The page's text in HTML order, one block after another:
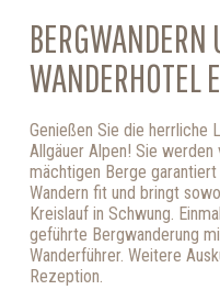
WANDERHOTEL
Genießen Sie die herrliche
Allgäuer Alpen! Sie
mächtigen Berge
Wandern fit und bringt
Kreislauf in Schwung.
geführte Bergwanderung
Wanderführer. Weitere
Rezeption.